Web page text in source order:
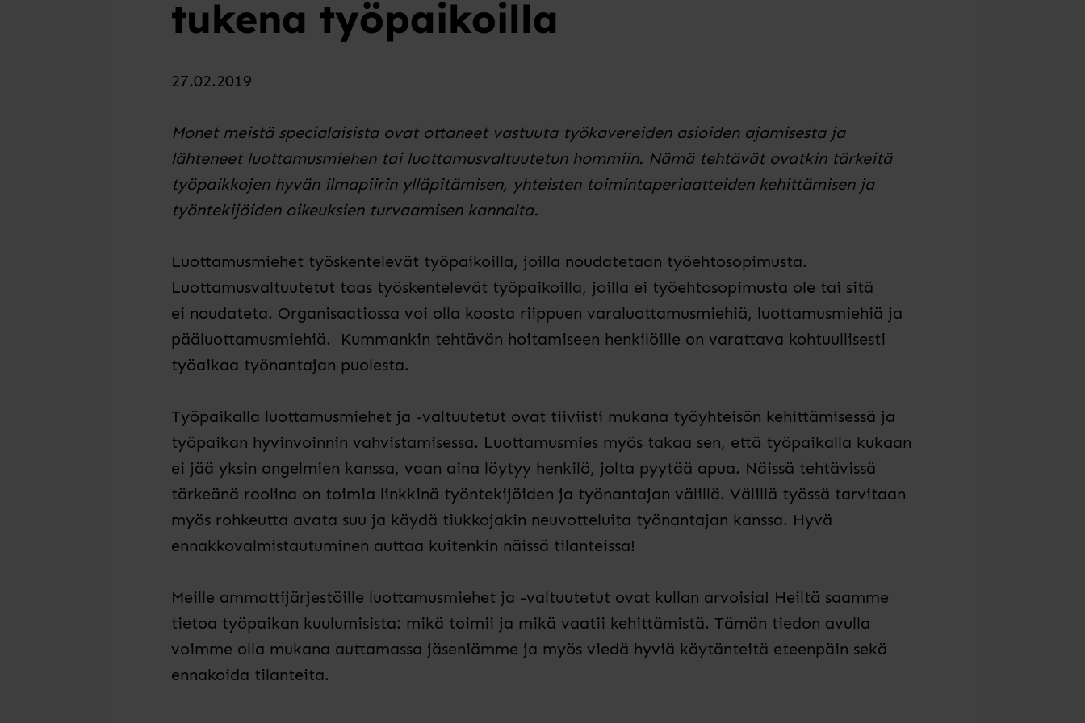
tukena työpaikoilla
27.02.2019
Monet meistä specialaisista ovat ottaneet vastuuta työkavereiden asioiden ajamisesta ja
lähteneet luottamusmiehen tai luottamusvaltuutetun hommiin. Nämä tehtävät ovatkin tärkeitä
työpaikkojen hyvän ilmapiirin ylläpitämisen, yhteisten toimintaperiaatteiden kehittämisen ja
työntekijöiden oikeuksien turvaamisen kannalta.
Luottamusmiehet työskentelevät työpaikoilla, joilla noudatetaan työehtosopimusta.
Luottamusvaltuutetut taas työskentelevät työpaikoilla, joilla ei työehtosopimusta ole tai sitä
ei noudateta. Organisaatiossa voi olla koosta riippuen varaluottamusmiehiä, luottamusmiehiä ja
pääluottamusmiehiä.
Kummankin tehtävän hoitamiseen henkilöille on varattava kohtuullisesti
työaikaa työnantajan puolesta.
Työpaikalla luottamusmiehet ja -valtuutetut ovat tiiviisti mukana työyhteisön kehittämisessä ja
työpaikan hyvinvoinnin vahvistamisessa. Luottamusmies myös takaa sen, että työpaikalla kukaan
ei jää yksin ongelmien kanssa, vaan aina löytyy henkilö, jolta pyytää apua. Näissä tehtävissä
tärkeänä roolina on toimia linkkinä työntekijöiden ja työnantajan välillä. Välillä työssä tarvitaan
myös rohkeutta avata suu ja käydä tiukkojakin neuvotteluita työnantajan kanssa. Hyvä
ennakkovalmistautuminen auttaa kuitenkin näissä tilanteissa!
Meille ammattijärjestöille luottamusmiehet ja -valtuutetut ovat kullan arvoisia! Heiltä saamme
tietoa työpaikan kuulumisista: mikä toimii ja mikä vaatii kehittämistä. Tämän tiedon avulla
voimme olla mukana auttamassa jäseniämme ja myös viedä hyviä käytänteitä eteenpäin sekä
ennakoida tilanteita.